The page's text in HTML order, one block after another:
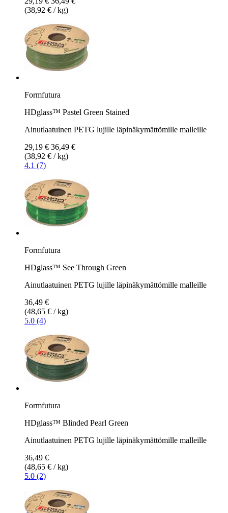
(38,92 € / kg)
Formfutura
HDglass™ Pastel Green Stained
Ainutlaatuinen PETG lujille läpinäkymättömille malleille
29,19 € 36,49 €
(38,92 € / kg)
4.1 (7)
Formfutura
HDglass™ See Through Green
Ainutlaatuinen PETG lujille läpinäkymättömille malleille
36,49 €
(48,65 € / kg)
5.0 (4)
Formfutura
HDglass™ Blinded Pearl Green
Ainutlaatuinen PETG lujille läpinäkymättömille malleille
36,49 €
(48,65 € / kg)
5.0 (2)